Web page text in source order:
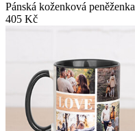
Pánská koženková peněženka
405 Kč